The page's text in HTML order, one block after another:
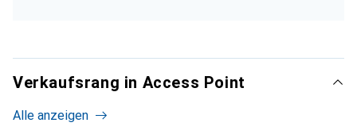
Verkaufsrang in Access Point
Alle anzeigen